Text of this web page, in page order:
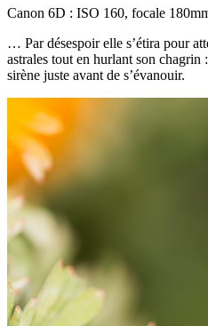
Canon 6D : ISO 160, focale
… Par désespoir elle s’étira pour
astrales tout en hurlant son chagrin
sirène juste avant de s’évanouir.